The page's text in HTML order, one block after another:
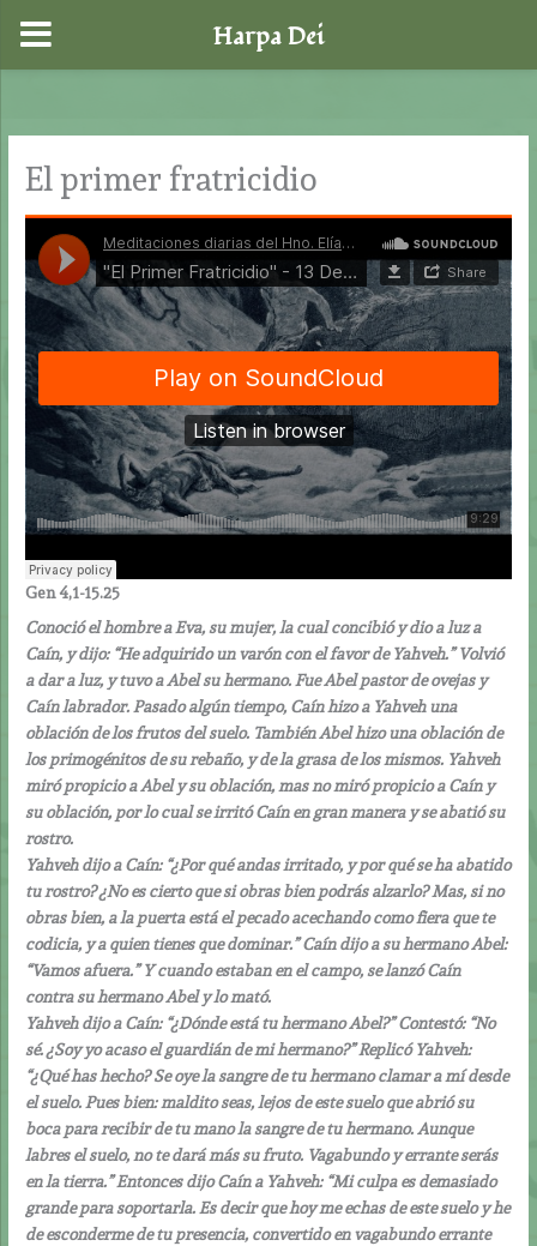
contenido
El primer fratricidio
Gen 4,1-15.25
Conoció el hombre a Eva, su mujer, la cual concibió y dio a luz a
Caín, y dijo: “He adquirido un varón con el favor de Yahveh.” Volvió
a dar a luz, y tuvo a Abel su hermano. Fue Abel pastor de ovejas y
Caín labrador. Pasado algún tiempo, Caín hizo a Yahveh una
oblación de los frutos del suelo. También Abel hizo una oblación de
los primogénitos de su rebaño, y de la grasa de los mismos. Yahveh
miró propicio a Abel y su oblación, mas no miró propicio a Caín y
su oblación, por lo cual se irritó Caín en gran manera y se abatió su
rostro.
Yahveh dijo a Caín: “¿Por qué andas irritado, y por qué se ha abatido
tu rostro? ¿No es cierto que si obras bien podrás alzarlo? Mas, si no
obras bien, a la puerta está el pecado acechando como fiera que te
codicia, y a quien tienes que dominar.” Caín dijo a su hermano Abel:
“Vamos afuera.” Y cuando estaban en el campo, se lanzó Caín
contra su hermano Abel y lo mató.
Yahveh dijo a Caín: “¿Dónde está tu hermano Abel?” Contestó: “No
sé. ¿Soy yo acaso el guardián de mi hermano?” Replicó Yahveh:
“¿Qué has hecho? Se oye la sangre de tu hermano clamar a mí desde
el suelo. Pues bien: maldito seas, lejos de este suelo que abrió su
boca para recibir de tu mano la sangre de tu hermano. Aunque
labres el suelo, no te dará más su fruto. Vagabundo y errante serás
en la tierra.” Entonces dijo Caín a Yahveh: “Mi culpa es demasiado
grande para soportarla. Es decir que hoy me echas de este suelo y he
de esconderme de tu presencia, convertido en vagabundo errante
Harpa Dei